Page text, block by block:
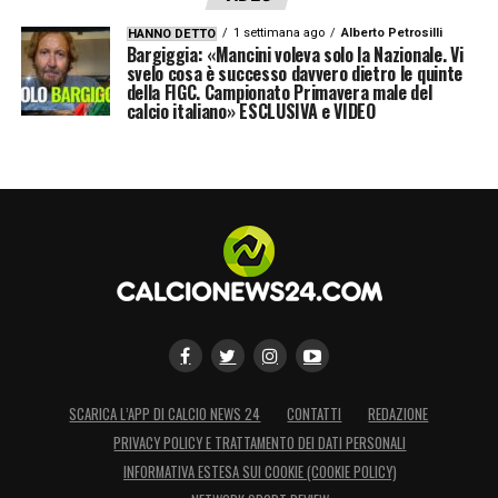
ROMA (ITA)
Young Boys (SVI)
Arsenal (ING)
Molde (NOR)
GRUPPO C
HANNO DETTO 1 settimana ago Alberto Petrosilli
Bargiggia: «Mancini voleva solo la Nazionale. Vi
svelo cosa è successo davvero dietro le quinte
della FIGC. Campionato Primavera male del
calcio italiano» ESCLUSIVA e VIDEO
SCARICA L’APP DI CALCIO NEWS 24 CONTATTI
REDAZIONE
PRIVACY POLICY E TRATTAMENTO DEI DATI PERSONALI
INFORMATIVA ESTESA SUI COOKIE (COOKIE POLICY)